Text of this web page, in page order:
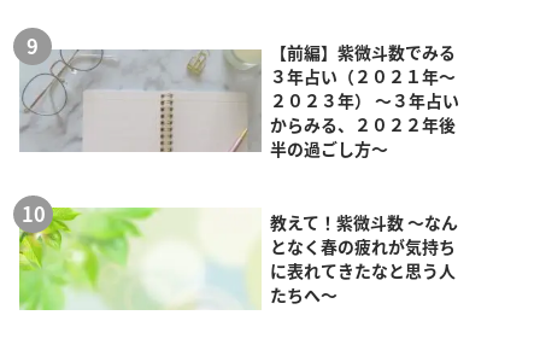
【前編】紫微斗数でみる
３年占い（２０２１年～
２０２３年） ～３年占い
からみる、２０２２年後
半の過ごし方～
教えて！紫微斗数 ～なん
となく春の疲れが気持ち
に表れてきたなと思う人
たちへ～